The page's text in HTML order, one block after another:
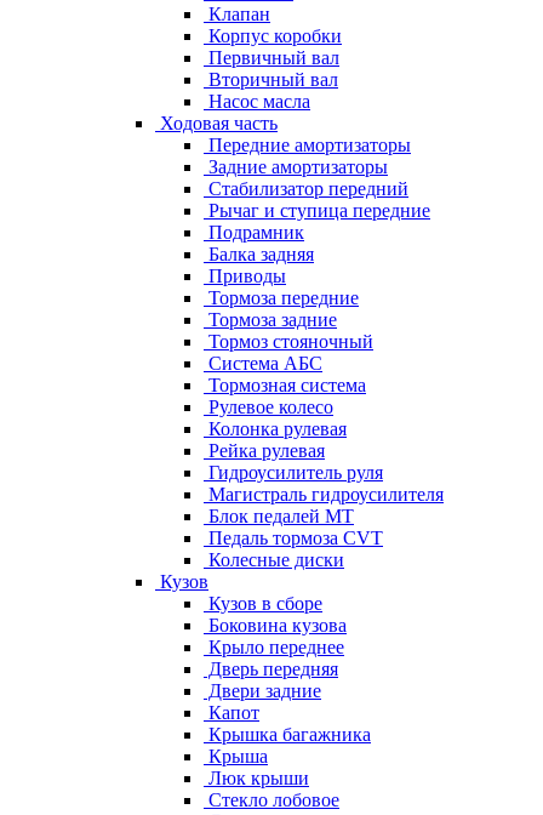
Клапан
Корпус коробки
Первичный вал
Вторичный вал
Насос масла
Ходовая часть
Передние амортизаторы
Задние амортизаторы
Стабилизатор передний
Рычаг и ступица передние
Подрамник
Балка задняя
Приводы
Тормоза передние
Тормоза задние
Тормоз стояночный
Система АБС
Тормозная система
Рулевое колесо
Колонка рулевая
Рейка рулевая
Гидроусилитель руля
Магистраль гидроусилителя
Блок педалей МТ
Педаль тормоза CVT
Колесные диски
Кузов
Кузов в сборе
Боковина кузова
Крыло переднее
Дверь передняя
Двери задние
Капот
Крышка багажника
Крыша
Люк крыши
Стекло лобовое